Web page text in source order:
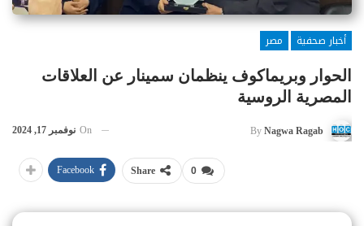
أخبار صحفية
مصر
الحوار وبريماكوف ينظمان سمينار عن العلاقات
المصرية الروسية
By Nagwa Ragab
On نوفمبر 17, 2024
0
Share
Facebook